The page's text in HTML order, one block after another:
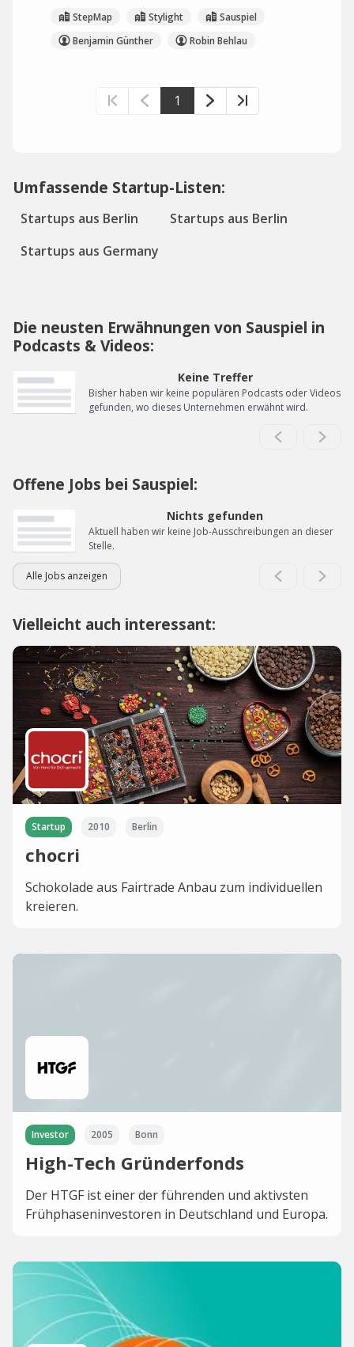
StepMap Stylight
Sauspiel
Benjamin Günther
Robin Behlau
1
Umfassende Startup-Listen:
Startups aus Berlin
Startups aus Berlin
Startups aus Germany
Die neusten Erwähnungen von Sauspiel in
Podcasts & Videos:
Keine Treffer
Bisher haben wir keine populären Podcasts oder Videos
gefunden, wo dieses Unternehmen erwähnt wird.
Offene Jobs bei Sauspiel:
Nichts gefunden
Aktuell haben wir keine Job-Ausschreibungen an dieser
Stelle.
Alle Jobs anzeigen
Vielleicht auch interessant:
Startup 2010 Berlin
chocri
Schokolade aus Fairtrade Anbau zum individuellen
kreieren.
Investor 2005 Bonn
High-Tech Gründerfonds
Der HTGF ist einer der führenden und aktivsten
Frühphaseninvestoren in Deutschland und Europa.